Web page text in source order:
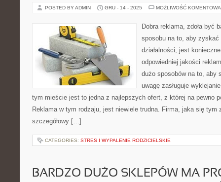
POSTED BY ADMIN GRU - 14 - 2025 MOŻLIWOŚĆ
Dobra reklama, zdoła być
sposobu na to, aby zyskać
działalności, jest
odpowiedniej jakości
dużo sposobów na to, aby
uwagę zasługuje
tym mieście jest to jedna z najlepszych ofert, z której na pewno
Reklama w tym rodzaju, jest niewiele trudna. Firma, jaka się tym
szczegółowy […]
CATEGORIES: STRES I WYPALENIE RODZICIELSKIE
BARDZO DUŻO SKLEPÓW MA